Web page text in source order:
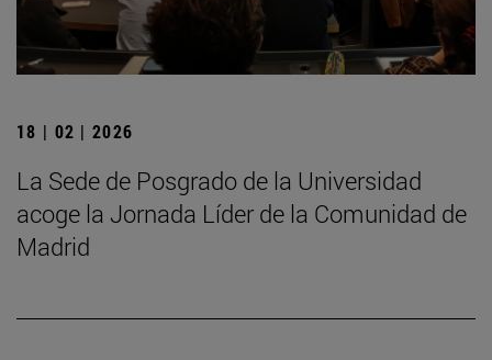
18 | 02 | 2026
La Sede de Posgrado de la Universidad
acoge la Jornada Líder de la Comunidad de
Madrid